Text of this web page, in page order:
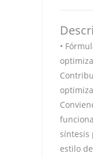
•
síntesis
estilo